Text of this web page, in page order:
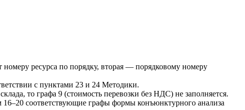
номеру ресурса по порядку, вторая — порядковому номеру
с пунктами 23 и 24 Методики.
то графа 9 (стоимость перевозки без НДС) не заполняется.
соответствующие графы формы конъюнктурного анализа